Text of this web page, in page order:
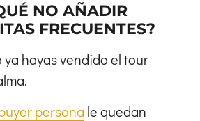
NO AÑADIR
FRECUENTES?
ya hayas vendido el tour
persona le quedan